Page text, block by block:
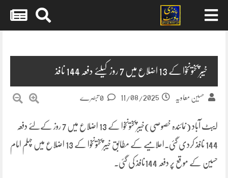
خیبرپختونخوا کے 13 اضلاع میں 7 روز کیلئے دفعہ 144 نافذ
حسین معاویہ 11/08/2025
ایبٹ آباد (نمائندہ خصوصی)خیبرپختونخوا کے 13 اضلاع میں 7 روز کےلئے دفعہ
144 نافذ کردی گئی۔اعلامیے کے مطابق خیبرپختونخوا کے 13 اضلاع میں چہلم امام
حسین کے موقع پر دفعہ 144نافذ کی گئی۔